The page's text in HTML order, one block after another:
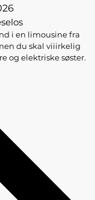
i en limousine fra
du skal viiirkelig
og elektriske søster.